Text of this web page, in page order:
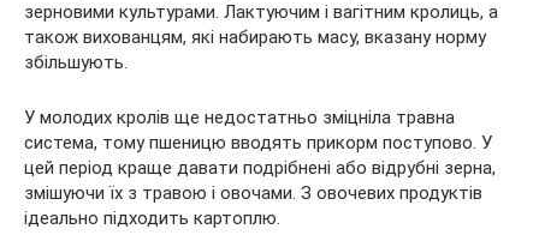
зерновими культурами. Лактуючим і вагітним кролиць, а
також вихованцям, які набирають масу, вказану норму
збільшують.
У молодих кролів ще недостатньо зміцніла травна
система, тому пшеницю вводять прикорм поступово. У
цей період краще давати подрібнені або відрубні зерна,
змішуючи їх з травою і овочами. З овочевих продуктів
ідеально підходить картоплю.